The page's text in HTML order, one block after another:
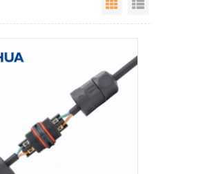
Grid View